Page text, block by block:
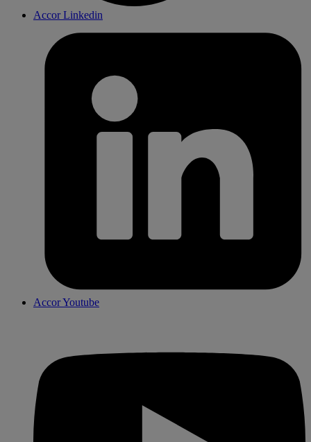
Accor Linkedin
Accor Youtube